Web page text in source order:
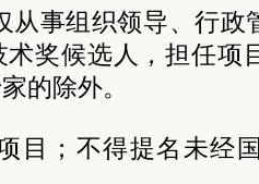
从事组织领导、行政
奖候选人，担任项
的除外。
目；不得提名未经